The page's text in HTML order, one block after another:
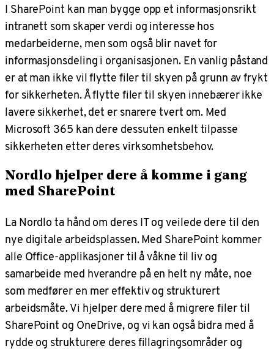
I SharePoint kan man bygge opp et informasjonsrikt
intranett som skaper verdi og interesse hos
medarbeiderne, men som også blir navet for
informasjonsdeling i organisasjonen. En vanlig påstand
er at man ikke vil flytte filer til skyen på grunn av frykt
for sikkerheten. Å flytte filer til skyen innebærer ikke
lavere sikkerhet, det er snarere tvert om. Med
Microsoft 365 kan dere dessuten enkelt tilpasse
sikkerheten etter deres virksomhetsbehov.
Nordlo hjelper dere å komme i gang
med SharePoint
La Nordlo ta hånd om deres IT og veilede dere til den
nye digitale arbeidsplassen. Med SharePoint kommer
alle Office-applikasjoner til å våkne til liv og
samarbeide med hverandre på en helt ny måte, noe
som medfører en mer effektiv og strukturert
arbeidsmåte. Vi hjelper dere med å migrere filer til
SharePoint og OneDrive, og vi kan også bidra med å
rydde og strukturere deres fillagringsområder og